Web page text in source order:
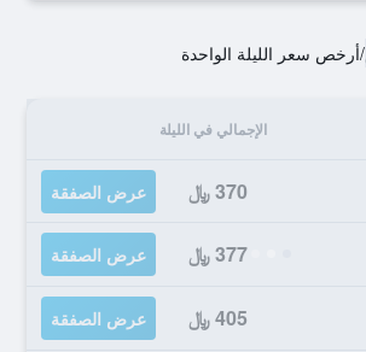
/أرخص سعر الليلة الواحدة
الإجمالي في الليلة
370 ﷼ عرض الصفقة
377 ﷼ عرض الصفقة
405 ﷼ عرض الصفقة